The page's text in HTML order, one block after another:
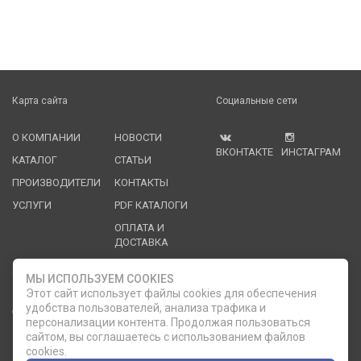
Карта сайта
О КОМПАНИИ
КАТАЛОГ
ПРОИЗВОДИТЕЛИ
УСЛУГИ
НОВОСТИ
СТАТЬИ
КОНТАКТЫ
PDF КАТАЛОГИ
ОПЛАТА И
ДОСТАВКА
Социальные сети
ВКОНТАКТЕ ИНСТАГРАМ
Служба клиентской поддержки
ОБРАТНЫЙ ЗВОНОК phone
8 (812) 335-21-16
8 (812) 335-21-17 7 (911) 947-43-48
МЫ ИСПОЛЬЗУЕМ COOKIES
Этот сайт использует файлы cookies для обеспечения
удобства пользователей, анализа трафика и
персонализации контента. Продолжая пользоваться
сайтом, вы соглашаетесь с использованием файлов
cookies.